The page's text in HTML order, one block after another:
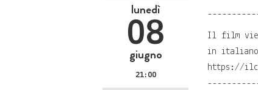
lunedì
08
giugno
21:00
Il film
in
https://